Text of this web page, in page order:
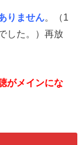
りません。（1
した。）再放
がメインにな